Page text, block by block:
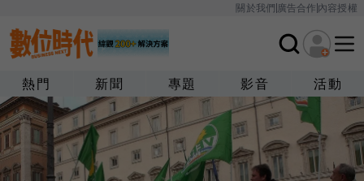
關於我們廣告合作內容授權
熱門 新聞 專題 影音 活動